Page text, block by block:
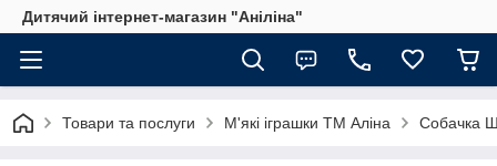
Дитячий інтернет-магазин "Аніліна"
Товари та послуги М'які іграшки ТМ Аліна Собачка